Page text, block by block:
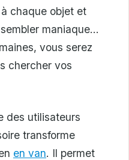
chaque objet et
maniaque…
vous serez
chercher vos
des utilisateurs
transforme
en van. Il permet